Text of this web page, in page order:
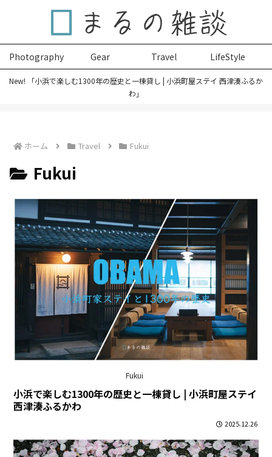
Photography Gear Travel LifeStyle
New! 「小浜で楽しむ1300年の歴史と一棟貸し | 小浜町屋ステイ 西津湊ふるか
わ」
ホーム Travel Fukui
Fukui
Fukui
小浜で楽しむ1300年の歴史と一棟貸し | 小浜町屋ステイ
西津湊ふるかわ
2025.12.26